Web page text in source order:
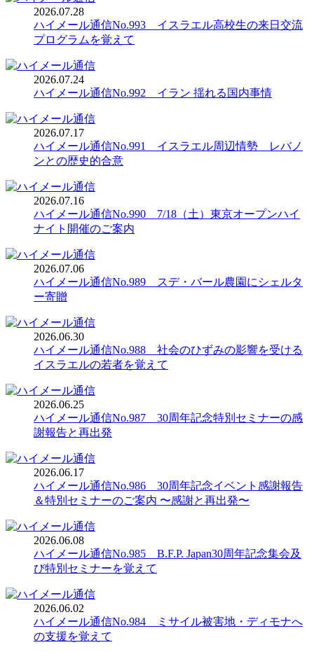
2026.07.28
ハイメール通信No.993 イスラエル高校生の来日交流
2026.07.24
2026.07.17
ハイメール通信No.991 イスラエル周辺情勢 レバノ
2026.07.16
ハイメール通信No.990 7/18（土）東京オープンハイ
2026.07.06
ハイメール通信No.989 スデ・バール農園にシェルタ
2026.06.30
ハイメール通信No.988 社会のひずみの影響を受ける
2026.06.25
ハイメール通信No.987 30周年記念特別セミナーの感
2026.06.17
ハイメール通信No.986 30周年記念イベント感謝報告
2026.06.08
ハイメール通信No.985 B.F.P. Japan30周年記念集会及
2026.06.02
ハイメール通信No.984 ミサイル被害地・ディモナへ